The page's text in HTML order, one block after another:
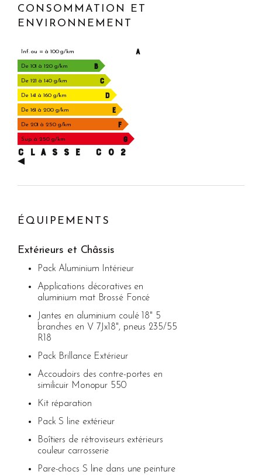
CONSOMMATION ET
ENVIRONNEMENT
Inf. ou = à 100 g/km A
De 101 à 120 g/km B
De 121 à 140 g/km C
De 141 à 160 g/km D
De 161 à 200 g/km E
De 201 à 250 g/km F
Sup. à 250 g/km G
CLASSE C02
ÉQUIPEMENTS
Extérieurs et Châssis
Pack Aluminium Intérieur
Applications décoratives en
aluminium mat Brossé Foncé
Jantes en aluminium coulé 18" 5
branches en V 7Jx18", pneus 235/55
R18
Pack Brillance Extérieur
Accoudoirs des contre-portes en
similicuir Monopur 550
Kit réparation
Pack S line extérieur
Boîtiers de rétroviseurs extérieurs
couleur carrosserie
Pare-chocs S line dans une peinture